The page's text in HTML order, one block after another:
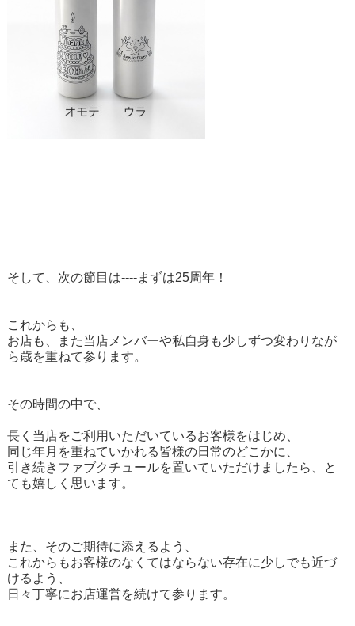
そして、次の節目は----まずは25周年！
これからも、
お店も、また当店メンバーや私自身も少しずつ変わりなが
ら歳を重ねて参ります。
その時間の中で、
長く当店をご利用いただいているお客様をはじめ、
同じ年月を重ねていかれる皆様の日常のどこかに、
引き続きファブクチュールを置いていただけましたら、と
ても嬉しく思います。
また、そのご期待に添えるよう、
これからもお客様のなくてはならない存在に少しでも近づ
けるよう、
日々丁寧にお店運営を続けて参ります。